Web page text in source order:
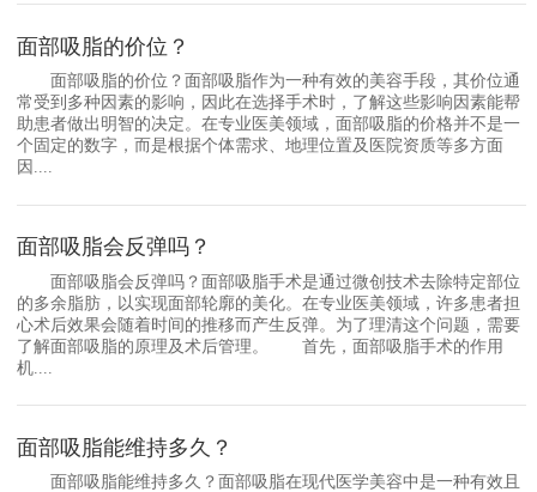
面部吸脂的价位？
面部吸脂的价位？面部吸脂作为一种有效的美容手段，其价位通
常受到多种因素的影响，因此在选择手术时，了解这些影响因素能帮
助患者做出明智的决定。在专业医美领域，面部吸脂的价格并不是一
个固定的数字，而是根据个体需求、地理位置及医院资质等多方面
因....
面部吸脂会反弹吗？
面部吸脂会反弹吗？面部吸脂手术是通过微创技术去除特定部位
的多余脂肪，以实现面部轮廓的美化。在专业医美领域，许多患者担
心术后效果会随着时间的推移而产生反弹。为了理清这个问题，需要
了解面部吸脂的原理及术后管理。 首先，面部吸脂手术的作用
机....
面部吸脂能维持多久？
面部吸脂能维持多久？面部吸脂在现代医学美容中是一种有效且